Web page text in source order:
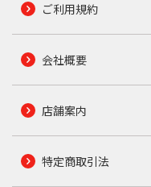
ご利用規約
会社概要
店舗案内
特定商取引法